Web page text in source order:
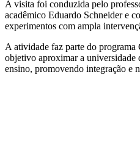
A visita foi conduzida pelo
acadêmico Eduardo Schneider e
experimentos com ampla
A atividade faz parte do programa
objetivo aproximar a universidade
ensino, promovendo integração e